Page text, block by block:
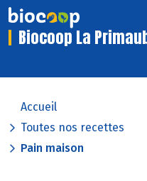
Biocoop La
Accueil
Toutes nos recettes
Pain maison